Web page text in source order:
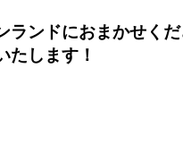
ランドにおまかせく
たします！